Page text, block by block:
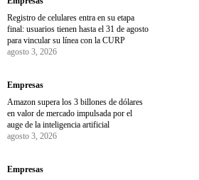
Registro de celulares entra en su etapa
final: usuarios tienen hasta el 31 de agosto
para vincular su línea con la CURP
agosto 3, 2026
Empresas
Amazon supera los 3 billones de dólares
en valor de mercado impulsada por el
auge de la inteligencia artificial
agosto 3, 2026
Empresas